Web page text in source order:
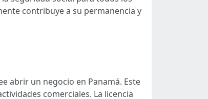
contribuye a su permanencia y
abrir un negocio en Panamá. Este
comerciales. La licencia